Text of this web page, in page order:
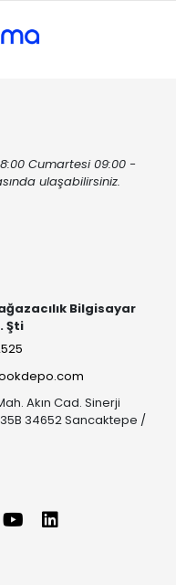
Cumartesi 09:00 -
ulaşabilirsiniz.
Bilgisayar
Şti
Akın Cad. Sinerji
34652 Sancaktepe /